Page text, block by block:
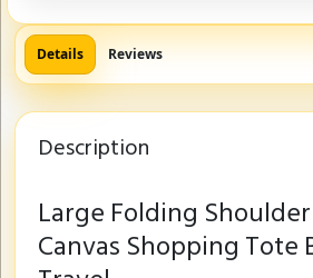
Details Reviews
Description
Large Folding
Canvas Shopping Tote